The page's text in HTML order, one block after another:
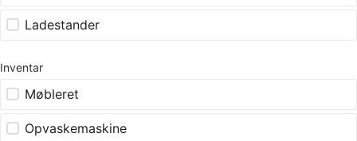
Ladestander
Inventar
Møbleret
Opvaskemaskine